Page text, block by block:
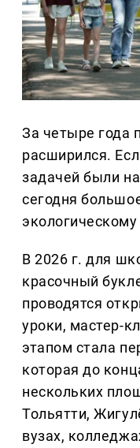
За четыре года
расширился.
задачей были
сегодня
В 2026 г. для
красочный
проводятся
уроки, мастер-
этапом стала
которая до
нескольких
Тольятти,
вузах,